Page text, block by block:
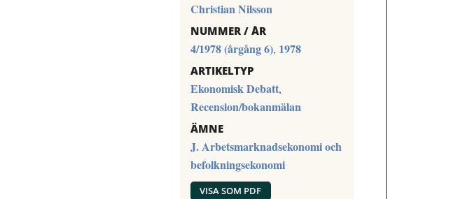
Christian Nilsson
NUMMER / ÅR
4/1978 (årgång 6), 1978
ARTIKELTYP
Ekonomisk Debatt,
Recension/bokanmälan
ÄMNE
J. Arbetsmarknadsekonomi och
befolkningsekonomi
VISA SOM PDF